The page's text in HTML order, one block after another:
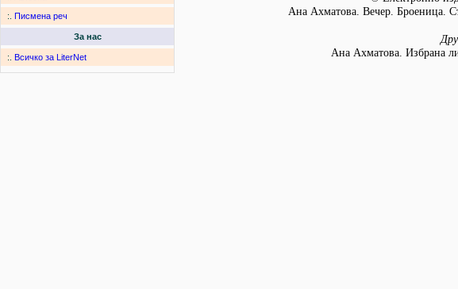
:. Писмена реч
За нас
:. Всичко за LiterNet
Ана Ахматова. Вечер. Броеница.
Ана Ахматова. Избрана